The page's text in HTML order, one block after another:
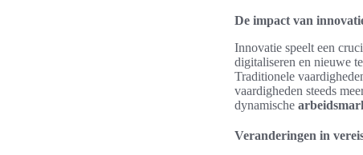
De impact van
Innovatie speelt een
digitaliseren en nieuwe
Traditionele
vaardigheden steeds
dynamische
Veranderingen in